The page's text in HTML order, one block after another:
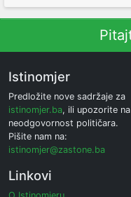
Istinomjer
Predložite nove sadržaje za
istinomjer.ba, ili upozorite na
neodgovornost političara.
Pišite nam na:
istinomjer@zastone.ba
Linkovi